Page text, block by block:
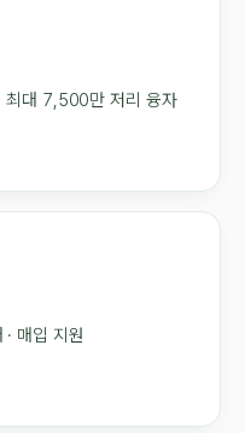
최대 7,500만 저리 융자
매입 지원